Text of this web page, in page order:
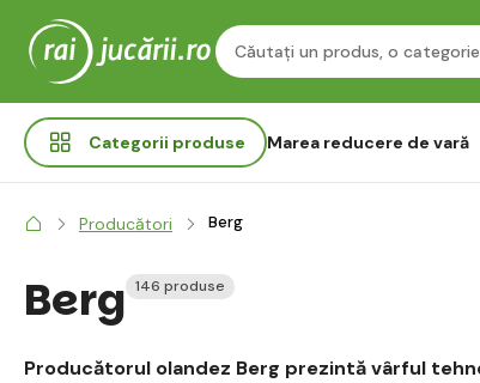
Categorii produse Marea reducere de vară
Producători Berg
Berg 146 produse
Producătorul olandez Berg prezintă vârful